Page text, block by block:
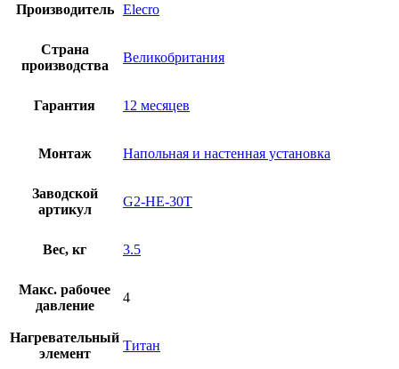
Производитель Elecro
Страна
производства
Великобритания
Гарантия 12 месяцев
Монтаж Напольная и настенная установка
Заводской
артикул
G2-HE-30T
Вес, кг 3.5
Макс. рабочее
давление
4
Нагревательный
элемент
Титан